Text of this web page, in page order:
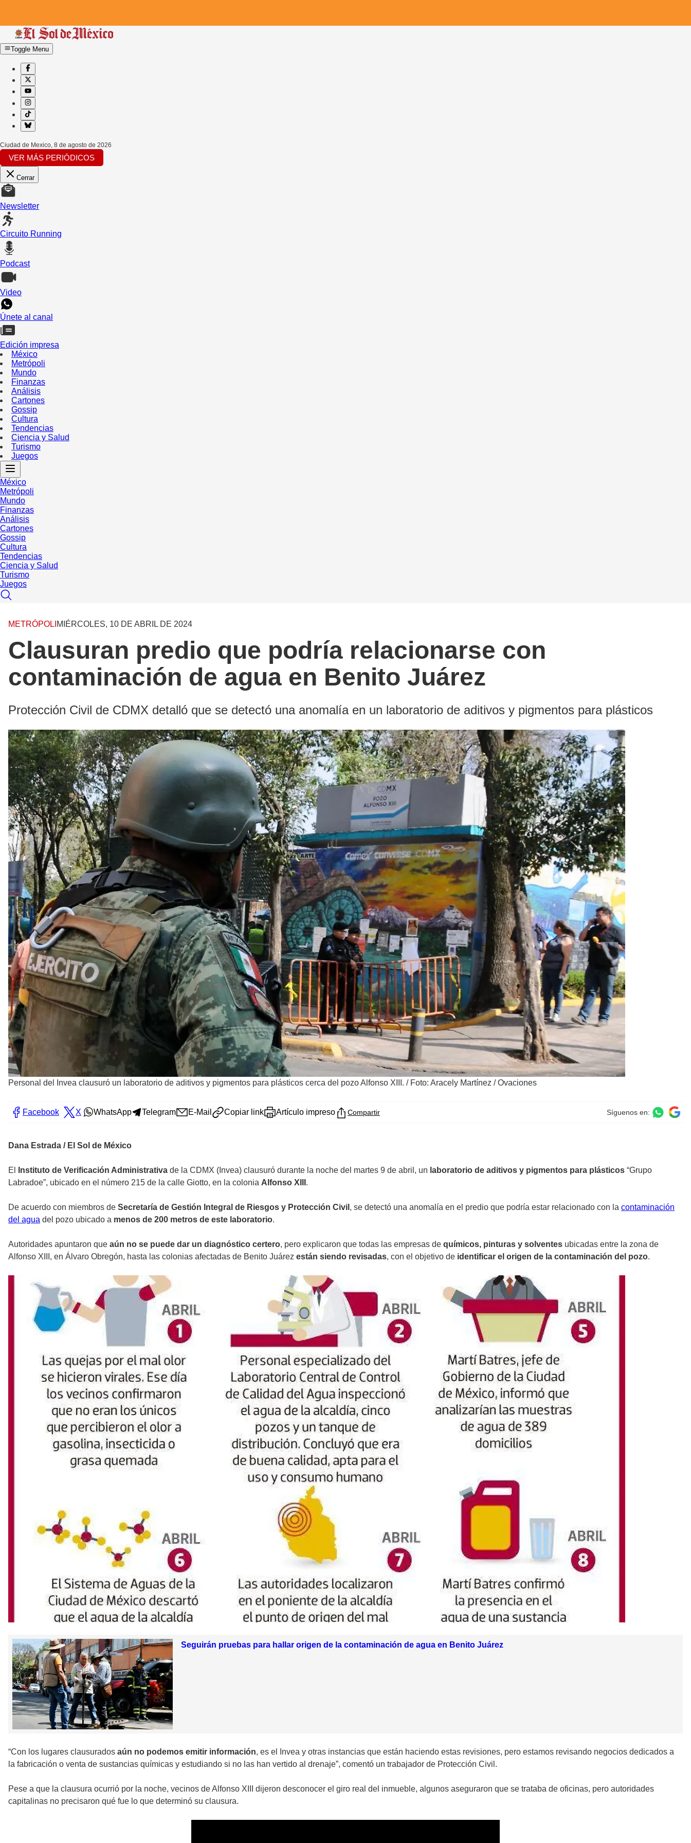
Toggle Menu
Ciudad de Mexico, 8 de agosto de 2026
VER MÁS PERIÓDICOS
Cerrar
Newsletter
Circuito Running
Podcast
Video
Únete al canal
Edición impresa
México
Metrópoli
Mundo
Finanzas
Análisis
Cartones
Gossip
Cultura
Tendencias
Ciencia y Salud
Turismo
Juegos
México
Metrópoli
Mundo
Finanzas
Análisis
Cartones
Gossip
Cultura
Tendencias
Ciencia y Salud
Turismo
Juegos
METRÓPOLI MIÉRCOLES, 10 DE ABRIL DE 2024
Clausuran predio que podría relacionarse con
contaminación de agua en Benito Juárez
Protección Civil de CDMX detalló que se detectó una anomalía en un laboratorio de aditivos y pigmentos para plásticos
Personal del Invea clausuró un laboratorio de aditivos y pigmentos para plásticos cerca del pozo Alfonso XIII. / Foto: Aracely Martínez / Ovaciones
Facebook X WhatsApp Telegram E-Mail Copiar link Artículo impreso Compartir Síguenos en:
Dana Estrada / El Sol de México
El Instituto de Verificación Administrativa de la CDMX (Invea) clausuró durante la noche del martes 9 de abril, un laboratorio de aditivos y pigmentos para plásticos “Grupo
Labradoe”, ubicado en el número 215 de la calle Giotto, en la colonia Alfonso XIII .
De acuerdo con miembros de Secretaría de Gestión Integral de Riesgos y Protección Civil , se detectó una anomalía en el predio que podría estar relacionado con la contaminación
del agua del pozo ubicado a menos de 200 metros de este laboratorio.
Autoridades apuntaron que aún no se puede dar un diagnóstico certero, pero explicaron que todas las empresas de químicos, pinturas y solventes ubicadas entre la zona de
Alfonso XIII, en Álvaro Obregón, hasta las colonias afectadas de Benito Juárez están siendo revisadas, con el objetivo de identificar el origen de la contaminación del pozo.
Seguirán pruebas para hallar origen de la contaminación de agua en Benito Juárez
“Con los lugares clausurados aún no podemos emitir información, es el Invea y otras instancias que están haciendo estas revisiones, pero estamos revisando negocios dedicados a
la fabricación o venta de sustancias químicas y estudiando si no las han vertido al drenaje”, comentó un trabajador de Protección Civil.
Pese a que la clausura ocurrió por la noche, vecinos de Alfonso XIII dijeron desconocer el giro real del inmueble, algunos aseguraron que se trataba de oficinas, pero autoridades
capitalinas no precisaron qué fue lo que determinó su clausura.